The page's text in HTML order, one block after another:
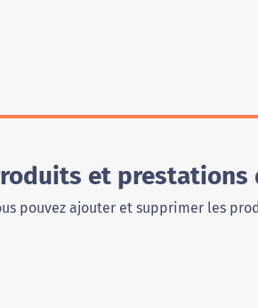
et prestations
pouvez ajouter et supprimer les